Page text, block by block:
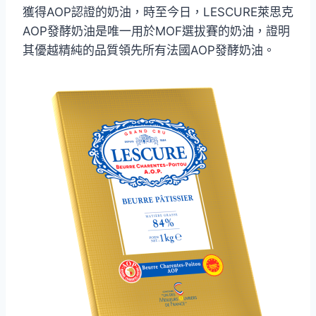
獲得AOP認證的奶油，時至今日，LESCURE萊思克
AOP發酵奶油是唯一用於MOF選拔賽的奶油，證明
其優越精純的品質領先所有法國AOP發酵奶油。